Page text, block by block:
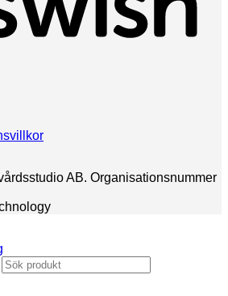
AB. Organisationsnummer